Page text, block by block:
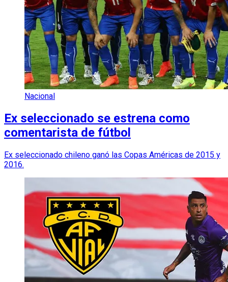
Nacional
Ex seleccionado se estrena como
comentarista de fútbol
Ex seleccionado chileno ganó las Copas Américas de 2015 y
2016.